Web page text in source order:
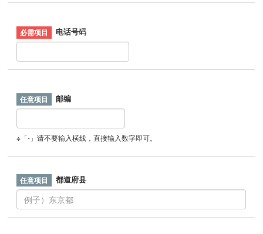
电话号码
邮编
※「-」请不要输入横线，直接输入数字即可。
都道府县